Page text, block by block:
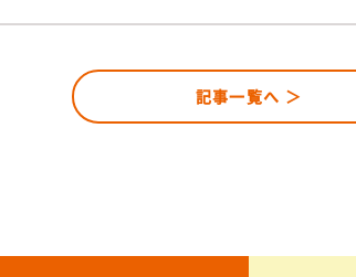
記事一覧へ ＞